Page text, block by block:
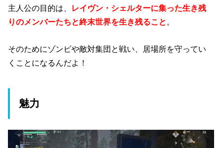
主人公の目的は、 レイヴン・シェルターに集った生き残
りのメンバーたちと終末世界を生き残ること 。
そのためにゾンビや敵対集団と戦い、居場所を守ってい
くことになるんだよ！
魅力